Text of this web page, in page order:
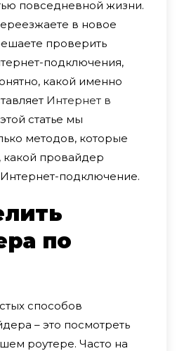
повседневной жизни.
в новое
проверить
подключения,
какой именно
Интернет в
статье мы
методов, которые
какой провайдер
подключение.
по
способов
– это посмотреть
роутере. Часто на